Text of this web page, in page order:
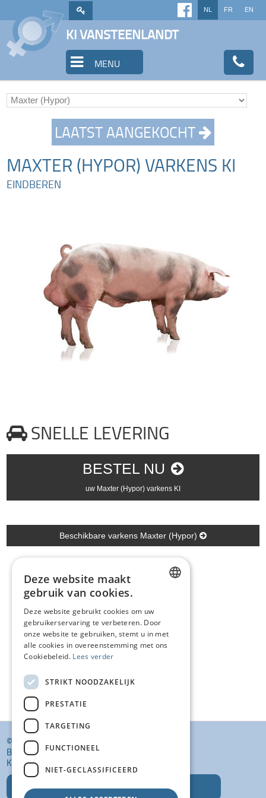
NL FR EN
KI VANSTEENLANDT
MENU
LAATST AANGEKOCHT
MAXTER (HYPOR) VARKENS KI
EINDBEREN
SNELLE LEVERING
BESTEL NU
uw Maxter (Hypor) varkens KI
Beschikbare varkens Maxter (Hypor)
© KI VANSTEENLANDT BV
BANKELINDEWEG 33
KROMBEKE (POPERINGE) 8972
T: +32 (0)57 400 468
FRENCH
ENGLISH
Deze website maakt
gebruik van cookies.
Deze website gebruikt cookies om uw
gebruikerservaring te verbeteren. Door
onze website te gebruiken, stemt u in met
alle cookies in overeenstemming met ons
Cookiebeleid. Lees verder
STRIKT NOODZAKELIJK
PRESTATIE
TARGETING
FUNCTIONEEL
NIET-GECLASSIFICEERD